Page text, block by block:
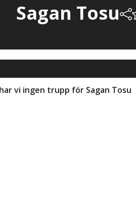
Sagan Tosu
vi ingen trupp för Sagan Tosu